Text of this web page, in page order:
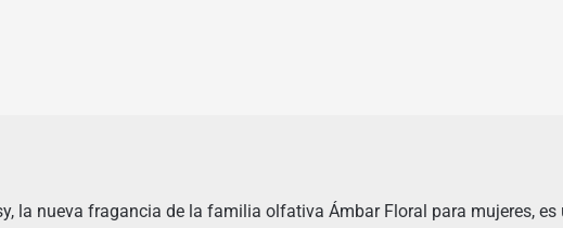
la nueva fragancia de la familia olfativa Ámbar Floral para mujeres, es